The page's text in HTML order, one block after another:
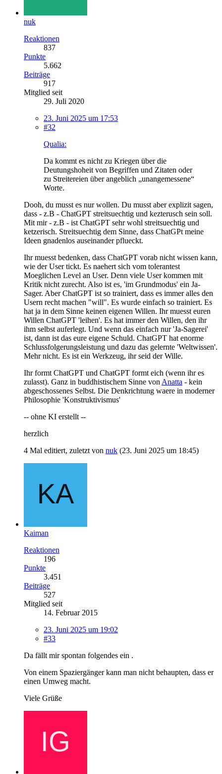
nuk
Reaktionen
837
Punkte
5.662
Beiträge
917
Mitglied seit
29. Juli 2020
23. Juni 2025 um 17:53
#32
Qualia:
Da kommt es nicht zu Kriegen über die
Deutungshoheit von Begriffen und Zitaten oder
zu Streitereien über angeblich „unangemessene“
Worte.
Dooh, du musst es nur wollen. Du musst aber explizit sagen,
dass - z.B - ChatGPT streitsuechtig und kezterusch sein soll.
Mit mir - z.B - ist ChatGPT sehr wohl streitsuechtig und
ketzerisch. Streitsuechtig dem Sinne, dass ChatGPt meine
Ideen gnadenlos auseinander pflueckt.
Ihr muesst bedenken, dass ChatGPT vorab nicht wissen kann,
wie der User tickt. Es naehert sich vom tolerantest
Moeglichen Level an User. Denn viele User kommen mit
Kritik nicht zurecht. Also ist es, 'im Grundmodus' ein Ja-
Sager. Aber ChatGPT ist so trainiert, dass es immer alles den
Usern recht machen "will". Es wurde einfach so trainiert. Es
hat ja in dem Sinne keinen eigenen Willen. Ihr muesst euren
Willen ChatGPT 'leihen'. Es hat immer den Willen, den ihr
ihm selbst auferlegt. Und wenn das einfach nur 'Ja-Sagerei'
ist, dann ist das eure eigene Schuld. ChatGPT hat enorme
Schlussfolgerungsleistung und dazu das gelernte 'Weltwissen'.
Mehr nicht. Es ist ein Werkzeug, ihr seid der Wille.
Ihr formt ChatGPT und ChatGPT formt eich (wenn ihr es
zulasst). Ganz in buddhistischem Sinne von Anatta - kein
abgeschossenes Selbst. Die Denkrichtung waere in moderner
Philosophie 'Konstruktivismus'
-- ohne KI erstellt --
herzlich
4 Mal editiert, zuletzt von nuk (23. Juni 2025 um 18:45)
Kaiman
Reaktionen
196
Punkte
3.451
Beiträge
527
Mitglied seit
14. Februar 2015
23. Juni 2025 um 19:02
#33
Da fällt mir spontan folgendes ein .
Von einem Spaziergänger kann man nicht behaupten, dass er
einen Umweg macht.
Viele Grüße